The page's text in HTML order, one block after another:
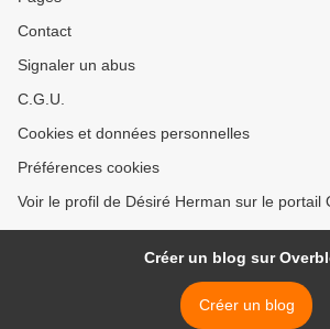
Contact
Signaler un abus
C.G.U.
Cookies et données personnelles
Préférences cookies
Voir le profil de Désiré Herman sur le portail
Créer un blog sur
Créer un blog